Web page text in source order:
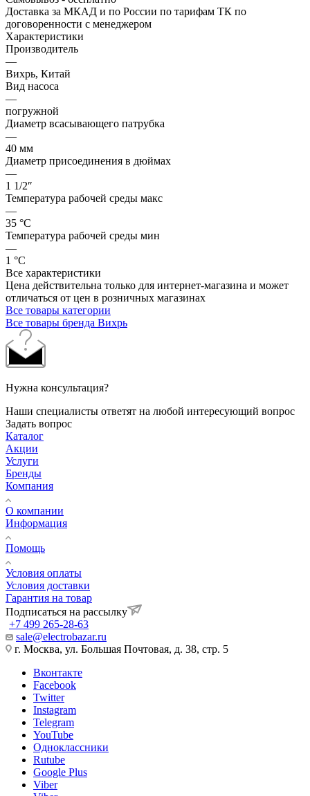
Доставка за МКАД и по России по тарифам ТК по
договоренности с менеджером
Характеристики
Производитель
—
Вихрь, Китай
Вид насоса
—
погружной
Диаметр всасывающего патрубка
—
40 мм
Диаметр присоединения в дюймах
—
1 1/2″
Температура рабочей среды макс
—
35 °С
Температура рабочей среды мин
—
1 °С
Все характеристики
Цена действительна только для интернет-магазина и может
отличаться от цен в розничных магазинах
Все товары категории
Все товары бренда Вихрь
Нужна консультация?
Наши специалисты ответят на любой интересующий вопрос
Задать вопрос
Каталог
Акции
Услуги
Бренды
Компания
О компании
Информация
Помощь
Условия оплаты
Условия доставки
Гарантия на товар
Подписаться на рассылку
+7 499 265-28-63
sale@electrobazar.ru
г. Москва, ул. Большая Почтовая, д. 38, стр. 5
Вконтакте
Facebook
Twitter
Instagram
Telegram
YouTube
Одноклассники
Rutube
Google Plus
Viber